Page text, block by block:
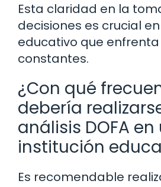
Esta claridad en la
decisiones es crucial
educativo que
constantes.
¿Con qué
debería
análisis DOFA en
institución
Es recomendable